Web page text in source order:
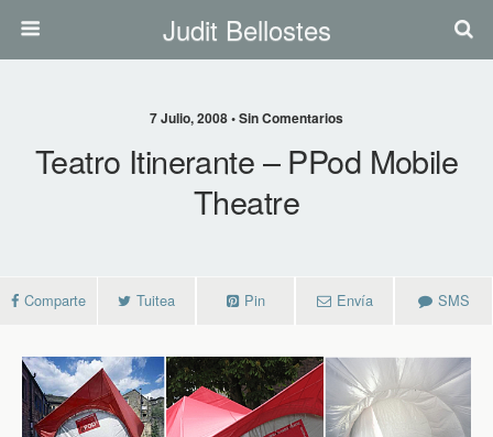
Judit Bellostes
7 Julio, 2008 • Sin Comentarios
Teatro Itinerante – PPod Mobile
Theatre
Comparte Tuitea Pin Envía SMS